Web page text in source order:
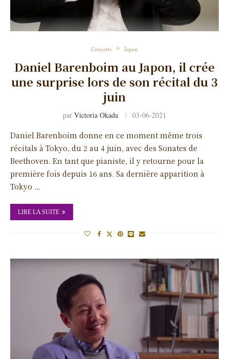
Concerts Japon
Daniel Barenboim au Japon, il crée
une surprise lors de son récital du 3
juin
par Victoria Okada 03-06-2021
Daniel Barenboim donne en ce moment même trois
récitals à Tokyo, du 2 au 4 juin, avec des Sonates de
Beethoven. En tant que pianiste, il y retourne pour la
première fois depuis 16 ans. Sa dernière apparition à
Tokyo …
LIRE LA SUITE